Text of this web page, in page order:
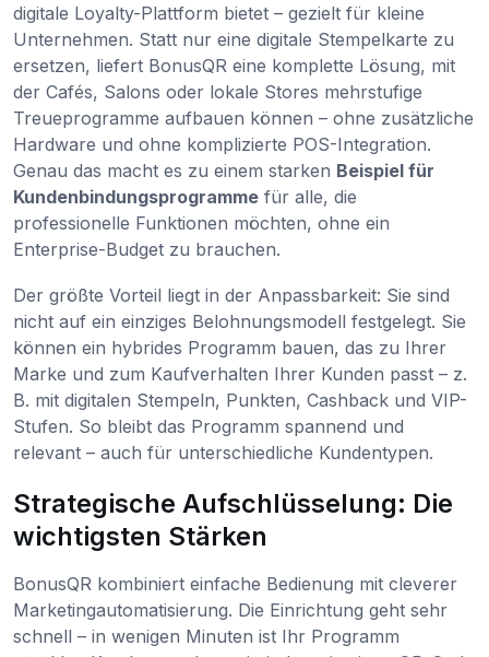
digitale Loyalty-Plattform bietet – gezielt für kleine
Unternehmen. Statt nur eine digitale Stempelkarte zu
ersetzen, liefert BonusQR eine komplette Lösung, mit
der Cafés, Salons oder lokale Stores mehrstufige
Treueprogramme aufbauen können – ohne zusätzliche
Hardware und ohne komplizierte POS-Integration.
Genau das macht es zu einem starken Beispiel für
Kundenbindungsprogramme für alle, die
professionelle Funktionen möchten, ohne ein
Enterprise-Budget zu brauchen.
Der größte Vorteil liegt in der Anpassbarkeit: Sie sind
nicht auf ein einziges Belohnungsmodell festgelegt. Sie
können ein hybrides Programm bauen, das zu Ihrer
Marke und zum Kaufverhalten Ihrer Kunden passt – z.
B. mit digitalen Stempeln, Punkten, Cashback und VIP-
Stufen. So bleibt das Programm spannend und
relevant – auch für unterschiedliche Kundentypen.
Strategische Aufschlüsselung: Die
wichtigsten Stärken
BonusQR kombiniert einfache Bedienung mit cleverer
Marketingautomatisierung. Die Einrichtung geht sehr
schnell – in wenigen Minuten ist Ihr Programm